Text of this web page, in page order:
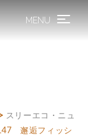
MENU Toggle
> スリーエコ・ニュ
邂逅フィッシ